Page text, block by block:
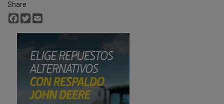
Share
Facebook
Twitter